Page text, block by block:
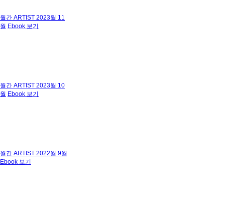
월간 ARTIST 2023월 11
월 Ebook 보기
월간 ARTIST 2023월 10
월 Ebook 보기
월간 ARTIST 2022월 9월
Ebook 보기